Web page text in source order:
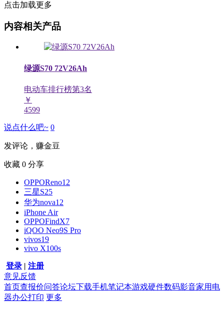
点击加载更多
内容相关产品
绿源S70 72V26Ah
电动车排行榜第3名
￥
4599
说点什么吧~ 0
发评论，赚金豆
收藏 0 分享
OPPOReno12
三星S25
华为nova12
iPhone Air
OPPOFindX7
iQOO Neo9S Pro
vivos19
vivo X100s
登录 | 注册
意见反馈
首页查报价问答论坛下载手机笔记本游戏硬件数码影音家用电
器办公打印 更多